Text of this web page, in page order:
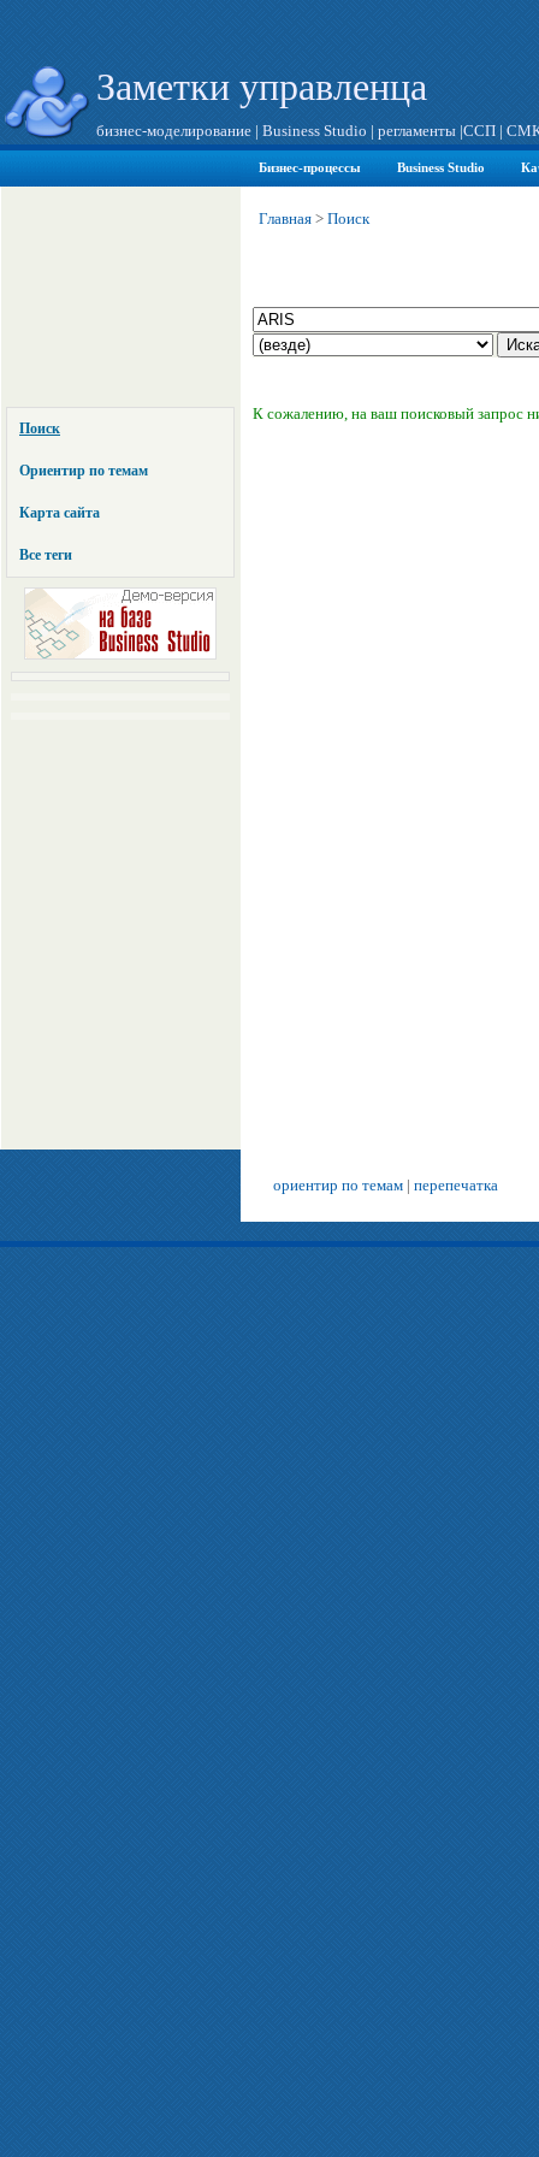
Заметки управленца
бизнес-моделирование | Business Studio | регламенты |ССП |
Бизнес-процессы Business Studio
Поиск
Ориентир по темам
Карта сайта
Все теги
Главная > Поиск
К сожалению, на ваш поисковый запрос
ориентир по темам | перепечатка